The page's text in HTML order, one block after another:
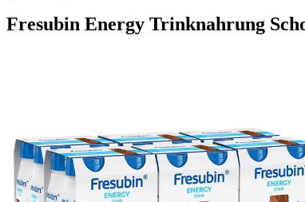
Fresubin Energy Trinknahrung